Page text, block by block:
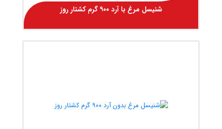
شنیسل مرغ با آرد ۹۰۰ گرم کشتار روز